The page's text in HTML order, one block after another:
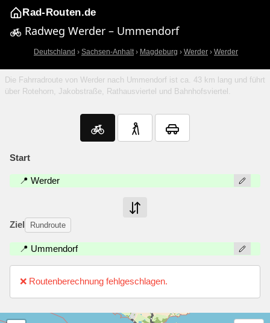
Rad-Routen.de
Radweg Werder – Ummendorf
Deutschland › Sachsen-Anhalt› Magdeburg › Werder › Werder
Die Fahrradroute von Werder nach Ummendorf ist ca. 43 km lang und führt
über Rotehorn, Jakobstraße, Rathausviertel und Bahnhofsviertel.
Start
📍 Werder
Ziel Rundroute
📍 Ummendorf
❌ Routenberechnung fehlgeschlagen.